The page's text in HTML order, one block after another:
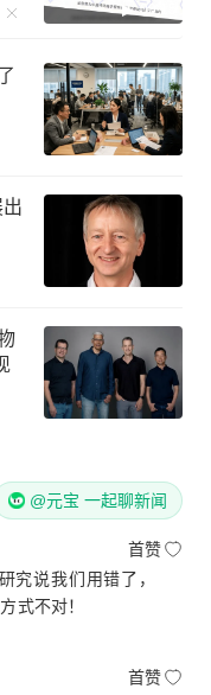
00:15
@元宝 一起聊新闻
首赞
究说我们用错了，
式不对！
首赞